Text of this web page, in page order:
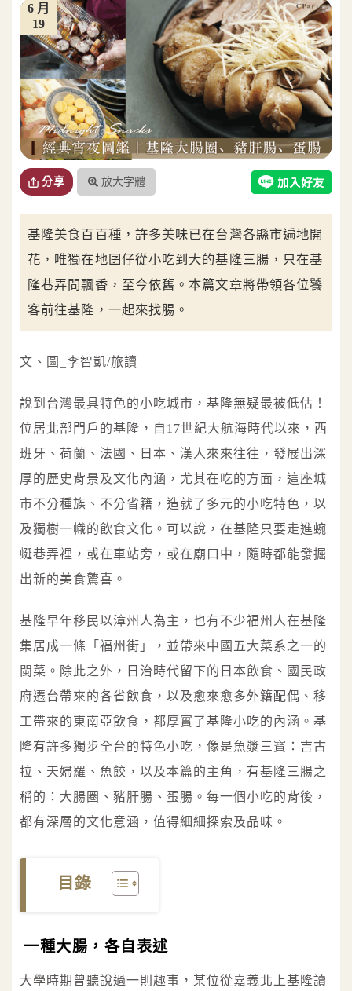
19
6 月
分享 放大字體
基隆美食百百種，許多美味已在台灣各縣市遍地開
花，唯獨在地囝仔從小吃到大的基隆三腸，只在基
隆巷弄間飄香，至今依舊。本篇文章將帶領各位饕
客前往基隆，一起來找腸。
文、圖_李智凱/旅讀
說到台灣最具特色的小吃城市，基隆無疑最被低估！
位居北部門戶的基隆，自17世紀大航海時代以來，西
班牙、荷蘭、法國、日本、漢人來來往往，發展出深
厚的歷史背景及文化內涵，尤其在吃的方面，這座城
市不分種族、不分省籍，造就了多元的小吃特色，以
及獨樹一幟的飲食文化。可以說，在基隆只要走進蜿
蜒巷弄裡，或在車站旁，或在廟口中，隨時都能發掘
出新的美食驚喜。
基隆早年移民以漳州人為主，也有不少福州人在基隆
集居成一條「福州街」，並帶來中國五大菜系之一的
閩菜。除此之外，日治時代留下的日本飲食、國民政
府遷台帶來的各省飲食，以及愈來愈多外籍配偶、移
工帶來的東南亞飲食，都厚實了基隆小吃的內涵。基
隆有許多獨步全台的特色小吃，像是魚漿三寶：吉古
拉、天婦羅、魚餃，以及本篇的主角，有基隆三腸之
稱的：大腸圈、豬肝腸、蛋腸。每一個小吃的背後，
都有深層的文化意涵，值得細細探索及品味。
目錄
一種大腸，各自表述
大學時期曾聽說過一則趣事，某位從嘉義北上基隆讀